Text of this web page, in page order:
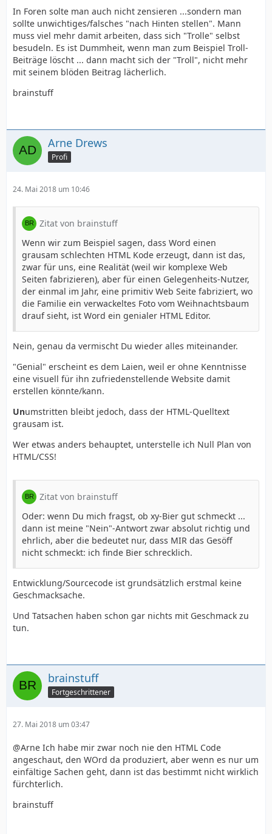
In Foren solte man auch nicht zensieren ...sondern man
sollte unwichtiges/falsches "nach Hinten stellen". Mann
muss viel mehr damit arbeiten, dass sich "Trolle" selbst
besudeln. Es ist Dummheit, wenn man zum Beispiel Troll-
Beiträge löscht ... dann macht sich der "Troll", nicht mehr
mit seinem blöden Beitrag lächerlich.
brainstuff
Arne Drews
Profi
24. Mai 2018 um 10:46
Zitat von brainstuff
Wenn wir zum Beispiel sagen, dass Word einen
grausam schlechten HTML Kode erzeugt, dann ist das,
zwar für uns, eine Realität (weil wir komplexe Web
Seiten fabrizieren), aber für einen Gelegenheits-Nutzer,
der einmal im Jahr, eine primitiv Web Seite fabriziert, wo
die Familie ein verwackeltes Foto vom Weihnachtsbaum
drauf sieht, ist Word ein genialer HTML Editor.
Nein, genau da vermischt Du wieder alles miteinander.
"Genial" erscheint es dem Laien, weil er ohne Kenntnisse
eine visuell für ihn zufriedenstellende Website damit
erstellen könnte/kann.
Unumstritten bleibt jedoch, dass der HTML-Quelltext
grausam ist.
Wer etwas anders behauptet, unterstelle ich Null Plan von
HTML/CSS!
Zitat von brainstuff
Oder: wenn Du mich fragst, ob xy-Bier gut schmeckt ...
dann ist meine "Nein"-Antwort zwar absolut richtig und
ehrlich, aber die bedeutet nur, dass MIR das Gesöff
nicht schmeckt: ich finde Bier schrecklich.
Entwicklung/Sourcecode ist grundsätzlich erstmal keine
Geschmacksache.
Und Tatsachen haben schon gar nichts mit Geschmack zu
tun.
brainstuff
Fortgeschrittener
27. Mai 2018 um 03:47
@Arne Ich habe mir zwar noch nie den HTML Code
angeschaut, den WOrd da produziert, aber wenn es nur um
einfältige Sachen geht, dann ist das bestimmt nicht wirklich
fürchterlich.
brainstuff